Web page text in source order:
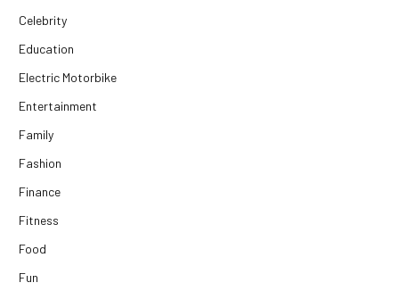
Celebrity
Education
Electric Motorbike
Entertainment
Family
Fashion
Finance
Fitness
Food
Fun